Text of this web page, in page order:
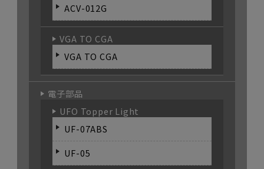
ACV-012G
VGA TO CGA
VGA TO CGA
電子部品
UFO Topper Light
UF-07ABS
UF-05